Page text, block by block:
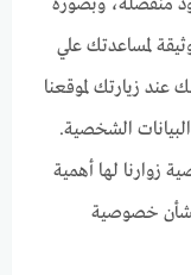
لمساعدتك علي
عند زيارتك لموقعنا
الشخصية.
زوارنا لها أهمية
بشأن خصوصية